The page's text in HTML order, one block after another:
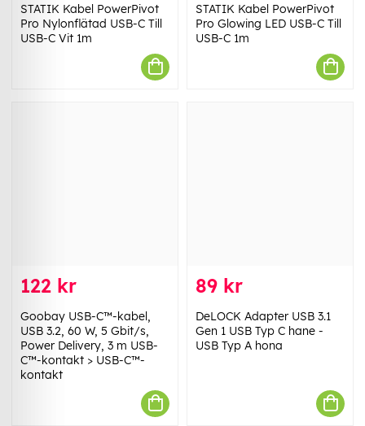
STATIK Kabel PowerPivot
Pro Nylonflätad USB-C Till
USB-C Vit 1m
STATIK Kabel PowerPivot
Pro Glowing LED USB-C Till
USB-C 1m
122 kr
Goobay USB-C™-kabel,
USB 3.2, 60 W, 5 Gbit/s,
Power Delivery, 3 m USB-
C™-kontakt > USB-C™-
kontakt
89 kr
DeLOCK Adapter USB 3.1
Gen 1 USB Typ C hane -
USB Typ A hona